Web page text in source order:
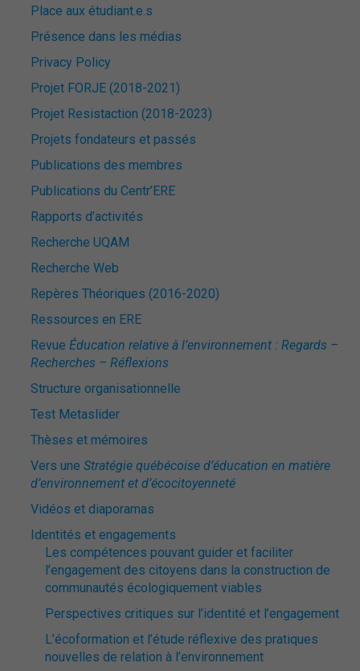
Place aux étudiant.e.s
Présence dans les médias
Privacy Policy
Projet FORJE (2018-2021)
Projet Resistaction (2018-2023)
Projets fondateurs et passés
Publications des membres
Publications du Centr’ERE
Rapports d’activités
Recherche UQAM
Recherche Web
Repères Théoriques (2016-2020)
Ressources en ERE
Revue Éducation relative à l’environnement : Regards –
Recherches – Réflexions
Structure organisationnelle
Test Metaslider
Thèses et mémoires
Vers une Stratégie québécoise d’éducation en matière
d’environnement et d’écocitoyenneté
Vidéos et diaporamas
Identités et engagements
Les compétences pouvant guider et faciliter
l’engagement des citoyens dans la construction de
communautés écologiquement viables
Perspectives critiques sur l’identité et l’engagement
L’écoformation et l’étude réflexive des pratiques
nouvelles de relation à l’environnement